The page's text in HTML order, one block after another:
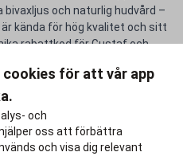
bivaxljus och naturlig hudvård –
kända för hög kvalitet och sitt
rabattkod för Gustaf och
cookies för att vår app
och
oss att förbättra
och visa dig relevant